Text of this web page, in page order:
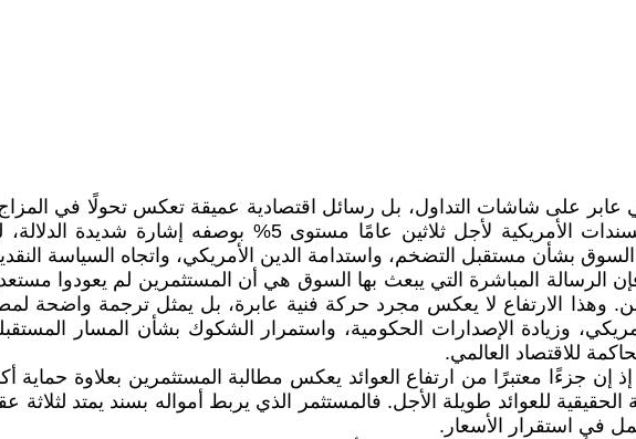
على شاشات التداول، بل رسائل اقتصادية عميقة تعكس تحولًا في المزاج
المالي نفسه. ومن بين هذه اللحظات، يبرز تجاوز عوائد السندات الأمريكية
بشأن مستقبل التضخم، واستدامة الدين الأمريكي، واتجاه السياسة
المباشرة التي يبعث بها السوق هي أن المستثمرين لم يعودوا
وهذا الارتفاع لا يعكس مجرد حركة فنية عابرة، بل يمثل ترجمة واضحة
وزيادة الإصدارات الحكومية، واستمرار الشكوك بشأن المسار
للاقتصاد العالمي.
جزءًا معتبرًا من ارتفاع العوائد يعكس مطالبة المستثمرين بعلاوة حماية
للعوائد طويلة الأجل. فالمستثمر الذي يربط أمواله بسند يمتد
في استقرار الأسعار.